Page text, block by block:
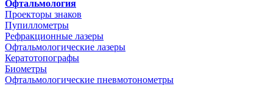
Офтальмология
Проекторы знаков
Пупиллометры
Рефракционные лазеры
Офтальмологические лазеры
Кератотопографы
Биометры
Офтальмологические пневмотонометры